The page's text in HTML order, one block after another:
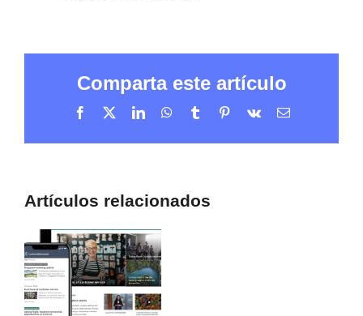
Comparta este artículo
Facebook
X LinkedInWhatsApp
TumblrPinterest
Vk
Correo
Artículos relacionados